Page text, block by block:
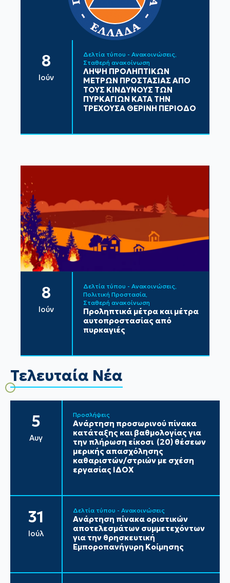
8
Ιούν
Δελτία τύπου - Ανακοινώσεις
Σταθερή ανακοίνωση
ΛΗΨΗ ΠΡΟΛΗΠΤΙΚΩΝ
ΜΕΤΡΩΝ ΠΡΟΣΤΑΣΙΑΣ ΑΠΟ
ΤΟΥΣ ΚΙΝΔΥΝΟΥΣ ΤΩΝ
ΠΥΡΚΑΓΙΩΝ ΚΑΤΑ ΤΗΝ
ΤΡΕΧΟΥΣΑ ΘΕΡΙΝΗ ΠΕΡΙΟΔΟ
8
Ιούν
Δελτία τύπου - Ανακοινώσεις
Πολιτική Προστασία
Σταθερή ανακοίνωση
Προληπτικά μέτρα και μέτρα
αυτοπροστασίας από
πυρκαγιές
Τελευταία Νέα
5
Αυγ
Προσλήψεις
Ανάρτηση προσωρινού πίνακα
κατάταξης και βαθμολογίας για
την πλήρωση είκοσι (20) θέσεων
μερικής απασχόλησης
καθαριστών/στριών με σχέση
εργασίας ΙΔΟΧ
31
Ιούλ
Δελτία τύπου - Ανακοινώσεις
Ανάρτηση πίνακα οριστικών
αποτελεσμάτων συμμετεχόντων
για την θρησκευτική
Εμποροπανήγυρη Κοίμησης